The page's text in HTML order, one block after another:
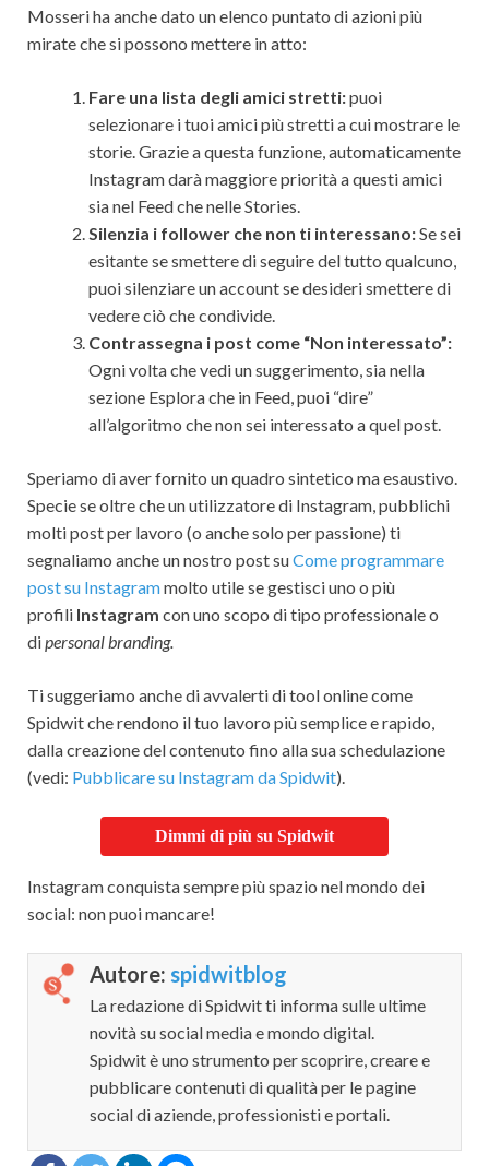
Mosseri ha anche dato un elenco puntato di azioni più
mirate che si possono mettere in atto:
Fare una lista degli amici stretti:puoi
selezionare i tuoi amici più stretti a cui mostrare le
storie. Grazie a questa funzione, automaticamente
Instagram darà maggiore priorità a questi amici
sia nel Feed che nelle Stories.
Silenzia i follower che non ti interessano:Se sei
esitante se smettere di seguire del tutto qualcuno,
puoi silenziare un account se desideri smettere di
vedere ciò che condivide.
Contrassegna i post come “Non interessato”:
Ogni volta che vedi un suggerimento, sia nella
sezione Esplora che in Feed, puoi “dire”
all’algoritmo che non sei interessato a quel post.
Speriamo di aver fornito un quadro sintetico ma esaustivo.
Specie se oltre che un utilizzatore di Instagram, pubblichi
molti post per lavoro (o anche solo per passione) ti
segnaliamo anche un nostro post suCome programmare
post su Instagrammolto utile se gestisci uno o più
profili Instagram con uno scopo di tipo professionale o
dipersonal branding.
Ti suggeriamo anche di avvalerti di tool online come
Spidwit che rendono il tuo lavoro più semplice e rapido,
dalla creazione del contenuto fino alla sua schedulazione
(vedi: Pubblicare su Instagram da Spidwit).
Dimmi di più su Spidwit
Instagram conquista sempre più spazio nel mondo dei
social: non puoi mancare!
Autore: spidwitblog
La redazione di Spidwit ti informa sulle ultime
novità su social media e mondo digital.
Spidwit è uno strumento per scoprire, creare e
pubblicare contenuti di qualità per le pagine
social di aziende, professionisti e portali.